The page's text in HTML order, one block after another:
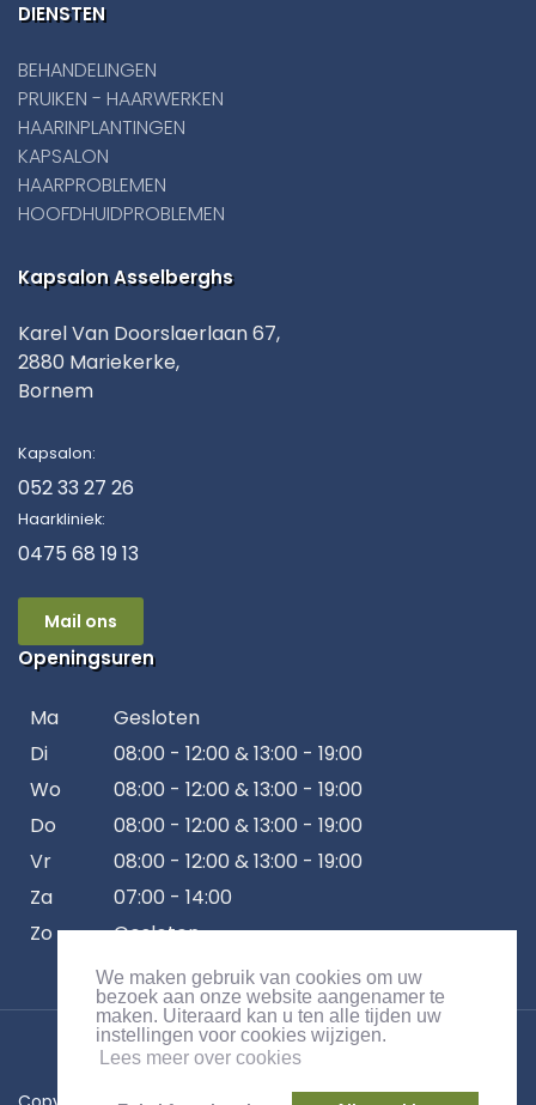
We maken gebruik van cookies om uw
bezoek aan onze website aangenamer te
maken. Uiteraard kan u ten alle tijden uw
instellingen voor cookies wijzigen.
Lees meer over cookies
DIENSTEN
BEHANDELINGEN
PRUIKEN - HAARWERKEN
HAARINPLANTINGEN
KAPSALON
HAARPROBLEMEN
HOOFDHUIDPROBLEMEN
Kapsalon Asselberghs
Karel Van Doorslaerlaan 67,
2880 Mariekerke,
Bornem
Kapsalon:
052 33 27 26
Haarkliniek:
0475 68 19 13
Mail ons
Openingsuren
Ma
Gesloten
Di
08:00 - 12:00 & 13:00 - 19:00
Wo
08:00 - 12:00 & 13:00 - 19:00
Do
08:00 - 12:00 & 13:00 - 19:00
Vr
08:00 - 12:00 & 13:00 - 19:00
Za
07:00 - 14:00
Zo
Gesloten